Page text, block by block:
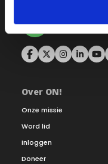
Over ON!
Onze missie
Word lid
Inloggen
Doneer